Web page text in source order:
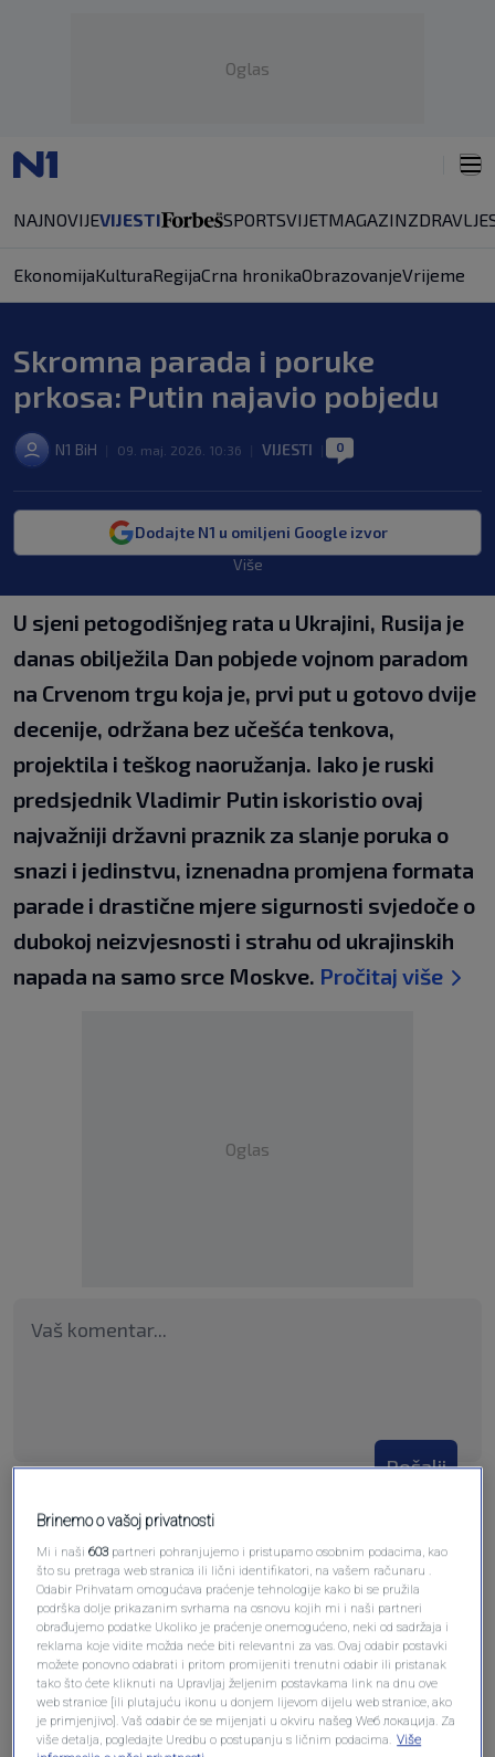
Oglas
NAJNOVIJEVIJESTI SPORTSVIJETMAGAZINZDRAVLJE
EkonomijaKulturaRegijaCrna hronikaObrazovanjeVrijeme
Skromna parada i poruke
prkosa: Putin najavio pobjedu
N1 BiH 09. maj. 2026. 10:36 VIJESTI 0
Dodajte N1 u omiljeni Google izvor
Više
U sjeni petogodišnjeg rata u Ukrajini, Rusija je
danas obilježila Dan pobjede vojnom paradom
na Crvenom trgu koja je, prvi put u gotovo dvije
decenije, održana bez učešća tenkova,
projektila i teškog naoružanja. Iako je ruski
predsjednik Vladimir Putin iskoristio ovaj
najvažniji državni praznik za slanje poruka o
snazi i jedinstvu, iznenadna promjena formata
parade i drastične mjere sigurnosti svjedoče o
dubokoj neizvjesnosti i strahu od ukrajinskih
napada na samo srce Moskve. Pročitaj više
Oglas
Pošalji
Pošalji komentar
Brinemo o vašoj privatnosti
Mi i naši603 partneri pohranjujemo i pristupamo osobnim podacima, kao
što su pretraga web stranica ili lični identifikatori, na vašem računaru .
Odabir Prihvatam omogućava praćenje tehnologije kako bi se pružila
podrška dolje prikazanim svrhama na osnovu kojih mi i naši partneri
obrađujemo podatke Ukoliko je praćenje onemogućeno, neki od sadržaja i
reklama koje vidite možda neće biti relevantni za vas. Ovaj odabir postavki
možete ponovno odabrati i pritom promijeniti trenutni odabir ili pristanak
tako što ćete kliknuti na Upravljaj željenim postavkama link na dnu ove
web stranice [ili plutajuću ikonu u donjem lijevom dijelu web stranice, ako
je primjenjivo]. Vaš odabir će se mijenjati u okviru našeg Wеб локација. Za
više detalja, pogledajte Uredbu o postupanju s ličnim podacima. Više